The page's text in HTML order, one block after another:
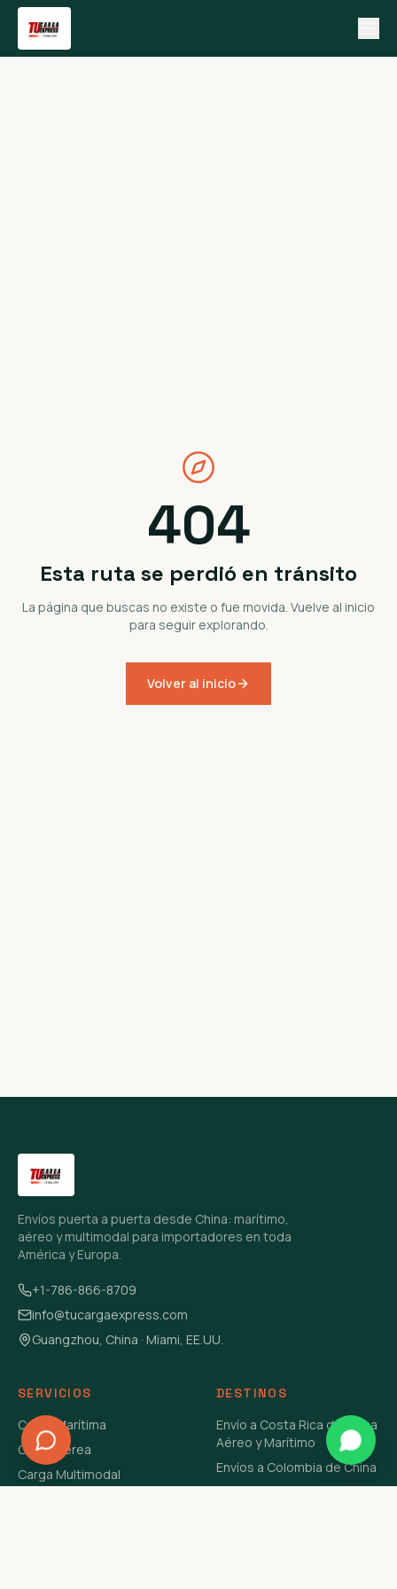
404
Esta ruta se perdió en tránsito
La página que buscas no existe o fue movida. Vuelve al inicio
para seguir explorando.
Volver al inicio
Envíos puerta a puerta desde China: marítimo,
aéreo y multimodal para importadores en toda
América y Europa.
+1-786-866-8709
info@tucargaexpress.com
Guangzhou, China · Miami, EE.UU.
SERVICIOS
Carga Marítima
Carga Aérea
Carga Multimodal
DESTINOS
Envío a Costa Rica de China
Aéreo y Marítimo
Envíos a Colombia de China